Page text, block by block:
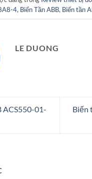
4, Biến Tần ABB, Biến tần
LE DUONG
ACS550-01-
Biến